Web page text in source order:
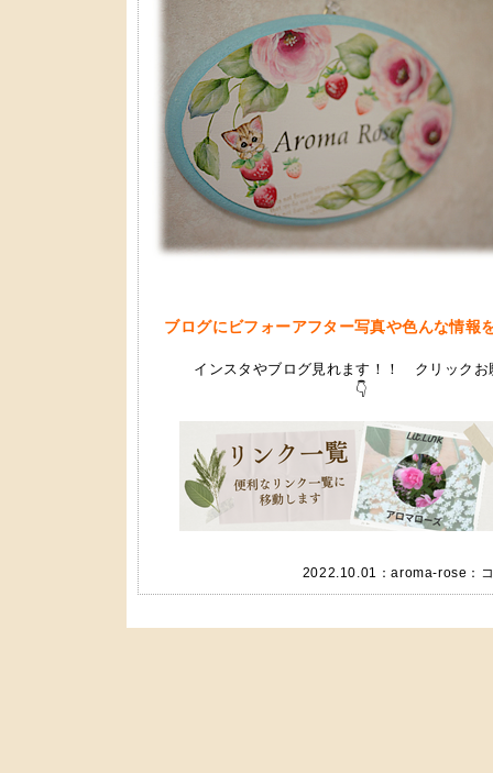
ブログにビフォーアフター写真や色んな情報
インスタやブログ見れます！！ クリックお
👇
2022.10.01：aroma-rose ：